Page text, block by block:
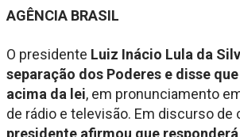
AGÊNCIA BRASIL
O presidente Luiz Inácio Lula da
separação dos Poderes e disse
acima da lei, em pronunciamento
de rádio e televisão. Em discurso de
presidente afirmou que